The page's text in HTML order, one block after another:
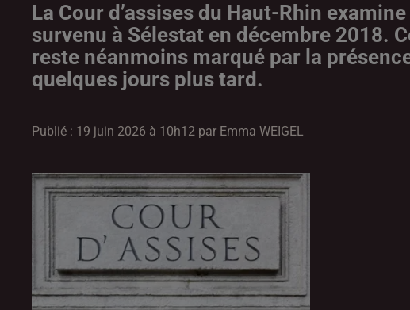
La Cour d’assises du Haut-Rhin
survenu à Sélestat en décembre 2018.
reste néanmoins marqué par la
quelques jours plus tard.
Publié : 19 juin 2026 à 10h12 par Emma WEIGEL